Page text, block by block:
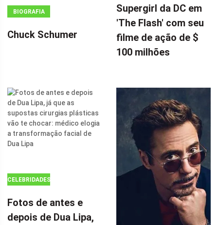
BIOGRAFIA
Chuck Schumer
DOUTOR
ESTRANHO 2,
CHARLIZE
THERON,
DA DC EM 'THE
FLASH' COM
SEU FILME DE
AÇÃO DE $ 100
MILHÕES POR
Supergirl da DC em
'The Flash' com seu
filme de ação de $
100 milhões
CELEBRIDADES
Fotos de antes e
depois de Dua Lipa,